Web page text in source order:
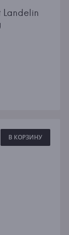
Landelin
В КОРЗИНУ